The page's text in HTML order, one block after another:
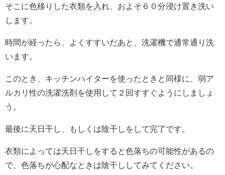
そこに色移りした衣類を入れ、およそ６０分浸け置き洗い
します。
時間が経ったら、よくすすいだあと、洗濯機で通常通り洗
います。
このとき、キッチンハイターを使ったときと同様に、弱ア
ルカリ性の洗濯洗剤を使用して２回すすぐようにしましょ
う。
最後に天日干し、もしくは陰干しをして完了です。
衣類によっては天日干しをすると色落ちの可能性があるの
で、色落ちが心配なときは陰干ししてみてください。